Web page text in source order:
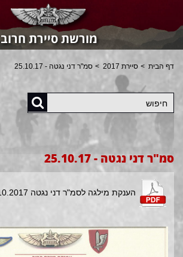
מורשת סיירת חרוב
דף הבית סיירת 2017 סמ"ר דני נגטה - 25.10.17
חיפוש
סמ"ר דני נגטה - 25.10.17
הענקת מילגה לסמ"ר דני נגטה 25.10.2017